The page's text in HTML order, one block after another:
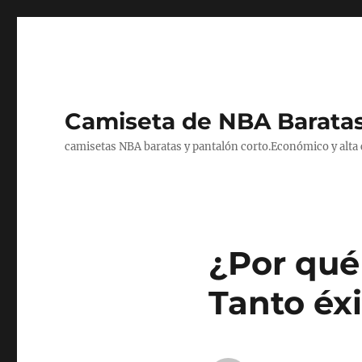
Camiseta de NBA
camisetas NBA baratas y pantalón corto.Económico y
¿Por
Tanto